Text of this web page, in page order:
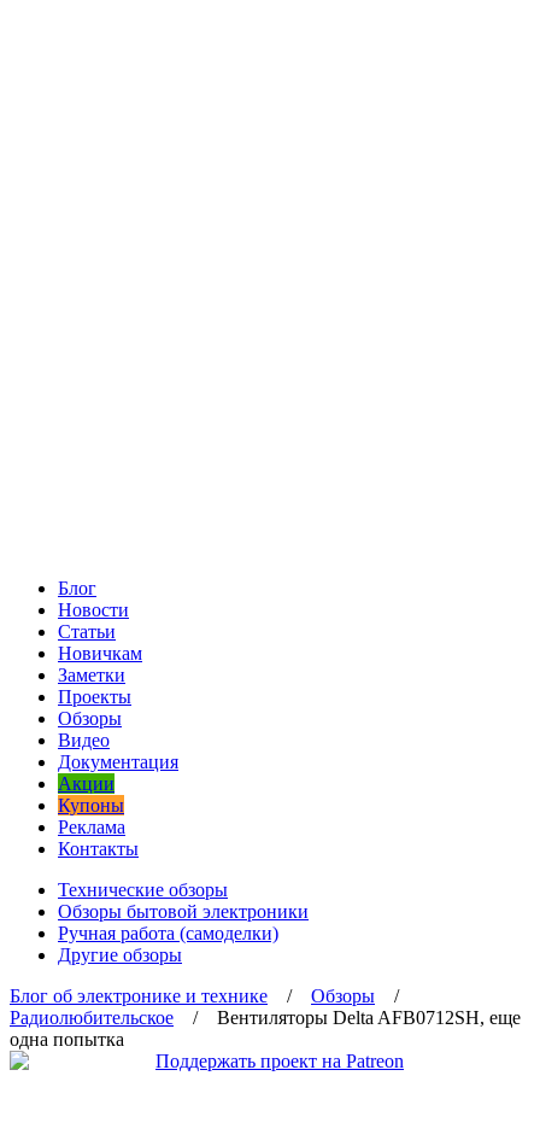
Блог
Новости
Статьи
Новичкам
Заметки
Проекты
Обзоры
Видео
Документация
Акции
Купоны
Реклама
Контакты
Технические обзоры
Обзоры бытовой электроники
Ручная работа (самоделки)
Другие обзоры
Блог об электронике и технике / Обзоры /
Радиолюбительское / Вентиляторы Delta AFB0712SH, еще
одна попытка